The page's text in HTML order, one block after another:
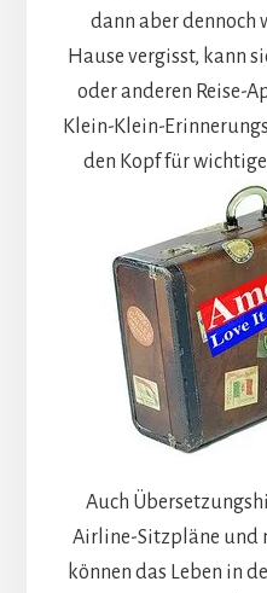
dann aber dennoch
Hause vergisst, kann
oder anderen Reise-
Klein-Klein-
den Kopffür
Auch
Airline-Sitzpläne und
können das Leben in